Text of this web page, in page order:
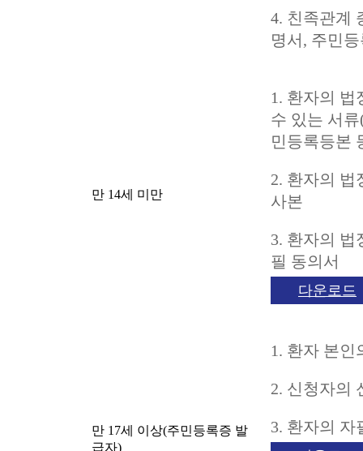
4. 친족관계
명서, 주민
만 14세 미만
1. 환자의 법
수 있는 서
민등록등본
2. 환자의 법
사본
3. 환자의 법
필 동의서
다운로드
만 17세 이상(주민등록증 발
급자)
1. 환자 본인
2. 신청자의
3. 환자의 자